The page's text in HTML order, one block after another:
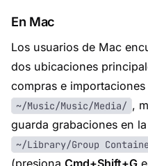
En Mac
Los usuarios de Mac
dos ubicaciones
compras e
~/Music/Music/Media/ ,
guarda grabaciones en
~/Library/Group
(presiona Cmd+Shift+G